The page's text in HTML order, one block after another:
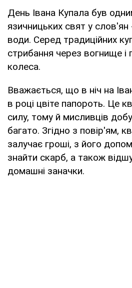
День Івана Купала був
язичницьких свят у
води. Серед традиційних
стрибання через вогнище і
колеса.
Вважається, що в ніч на
в році цвіте папороть. Це
силу, тому й мисливців
багато. Згідно з повір'ям,
залучає гроші, з його
знайти скарб, а також
домашні заначки.